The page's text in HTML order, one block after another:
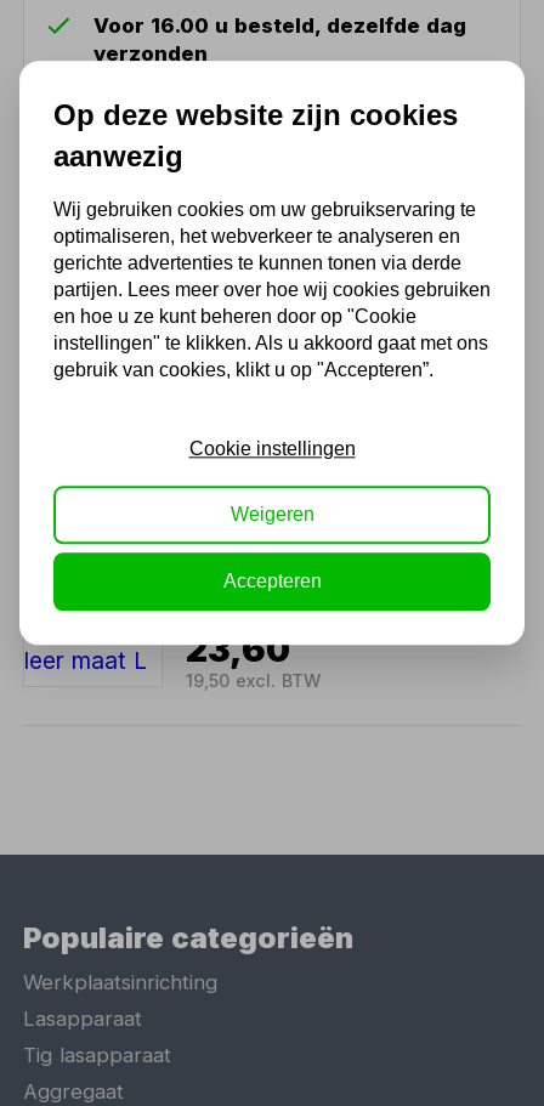
Voor 16.00 u besteld, dezelfde dag
verzonden
548 51 75 75
1.500 m2 winkel in Rijssen !
Twents familiebedrijf sinds 1992 !
Ook handig
Lasschort rundsplit leer
maat 620 x 930 mm
19,97
Las monnikskap rundsplit
leer maat L
23,60
19,50 excl. BTW
Populaire categorieën
Werkplaatsinrichting
Lasapparaat
Tig lasapparaat
Aggregaat
Op deze website zijn cookies
aanwezig
Wij gebruiken cookies om uw gebruikservaring te
optimaliseren, het webverkeer te analyseren en
gerichte advertenties te kunnen tonen via derde
partijen. Lees meer over hoe wij cookies gebruiken
en hoe u ze kunt beheren door op "Cookie
instellingen" te klikken. Als u akkoord gaat met ons
gebruik van cookies, klikt u op "Accepteren”.
Cookie instellingen
Weigeren
Accepteren